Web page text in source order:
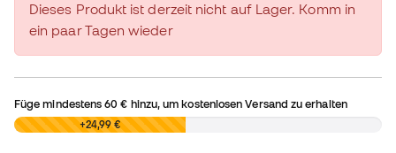
Dieses Produkt ist derzeit nicht auf Lager. Komm in
ein paar Tagen wieder
Füge mindestens60 € hinzu, um kostenlosen Versand zu erhalten
0,00 € +24,99 €